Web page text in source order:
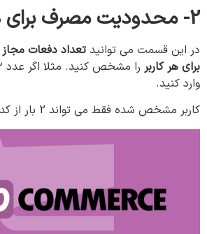
2- محدودیت مصرف برای
در این قسمت می توانيدتعداد دفعات
برای هر کاربر
وارد کنید.
کاربر مشخص شده فقط می تواند 2 بار از کد تخفیف استفاده کند.